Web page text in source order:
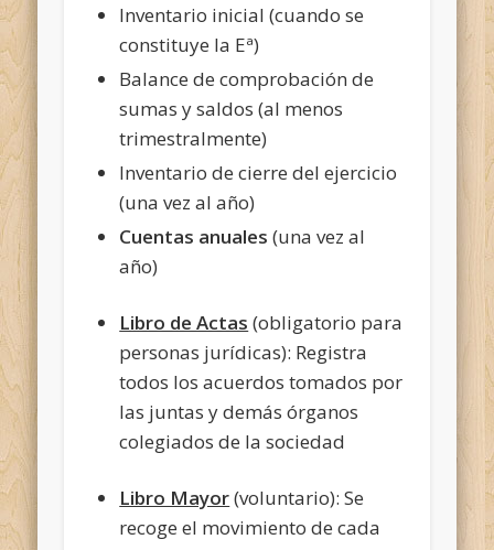
Inventario inicial (cuando se
constituye la Eª)
Balance de comprobación de
sumas y saldos (al menos
trimestralmente)
Inventario de cierre del ejercicio
(una vez al año)
Cuentas anuales (una vez al
año)
Libro de Actas (obligatorio para
personas jurídicas): Registra
todos los acuerdos tomados por
las juntas y demás órganos
colegiados de la sociedad
Libro Mayor(voluntario): Se
recoge el movimiento de cada